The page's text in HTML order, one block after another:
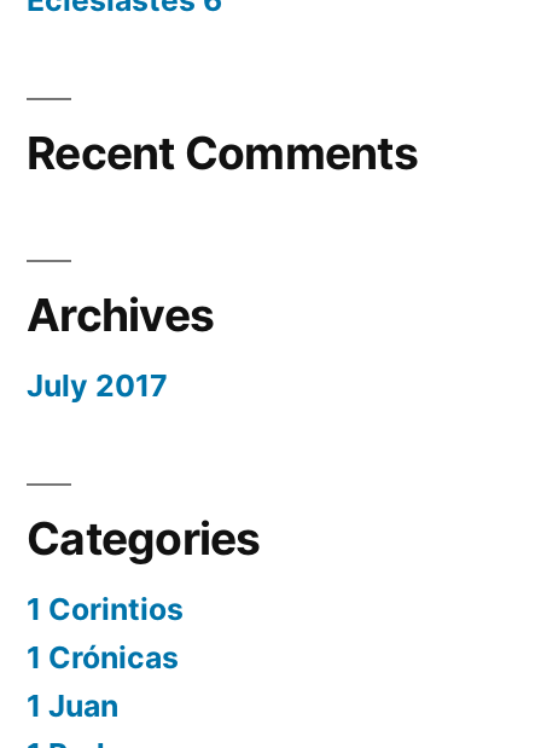
Recent Comments
Archives
July 2017
Categories
1 Corintios
1 Crónicas
1 Juan